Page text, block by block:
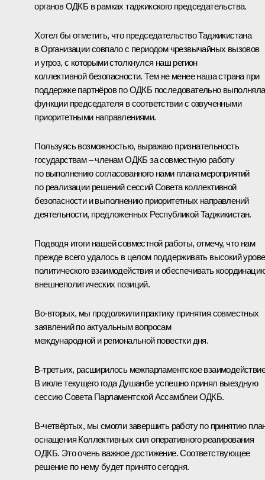
органов ОДКБ в рамках таджикского председательства.
Хотел бы отметить, что председательство Таджикистана
в Организации совпало с периодом чрезвычайных вызовов
и угроз, с которыми столкнулся наш регион
коллективной безопасности. Тем не менее наша страна при
поддержке партнёров по ОДКБ последовательно выполняла
функции председателя в соответствии с озвученными
приоритетными направлениями.
Пользуясь возможностью, выражаю признательность
государствам – членам ОДКБ за совместную работу
по выполнению согласованного нами плана мероприятий
по реализации решений сессий Совета коллективной
безопасности и выполнению приоритетных направлений
деятельности, предложенных Республикой Таджикистан.
Подводя итоги нашей совместной работы, отмечу, что нам
прежде всего удалось в целом поддерживать высокий
политического взаимодействия и обеспечивать
внешнеполитических позиций.
Во-вторых, мы продолжили практику принятия совместных
заявлений по актуальным вопросам
международной и региональной повестки дня.
В-третьих, расширилось межпарламентское
В июле текущего года Душанбе успешно принял выездную
сессию Совета Парламентской Ассамблеи ОДКБ.
В-четвёртых, мы смогли завершить работу по принятию
оснащения Коллективных сил оперативного реагирования
ОДКБ. Это очень важное достижение. Соответствующее
решение по нему будет принято сегодня.